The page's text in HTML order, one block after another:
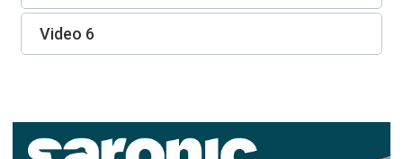
Video 6